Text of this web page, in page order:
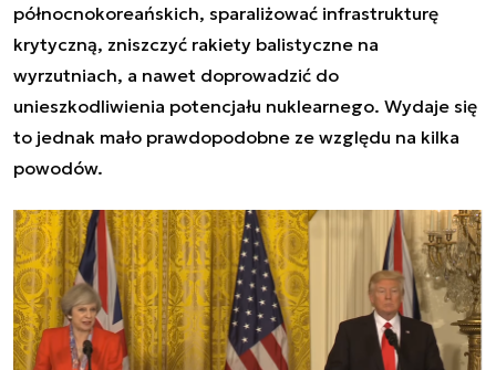
północnokoreańskich, sparaliżować infrastrukturę
krytyczną, zniszczyć rakiety balistyczne na
wyrzutniach, a nawet doprowadzić do
unieszkodliwienia potencjału nuklearnego. Wydaje się
to jednak mało prawdopodobne ze względu na kilka
powodów.